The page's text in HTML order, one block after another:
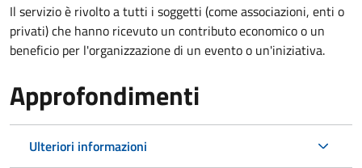
Il servizio è rivolto a tutti i soggetti (come associazioni, enti o
privati) che hanno ricevuto un contributo economico o un
beneficio per l'organizzazione di un evento o un'iniziativa.
Approfondimenti
Ulteriori informazioni